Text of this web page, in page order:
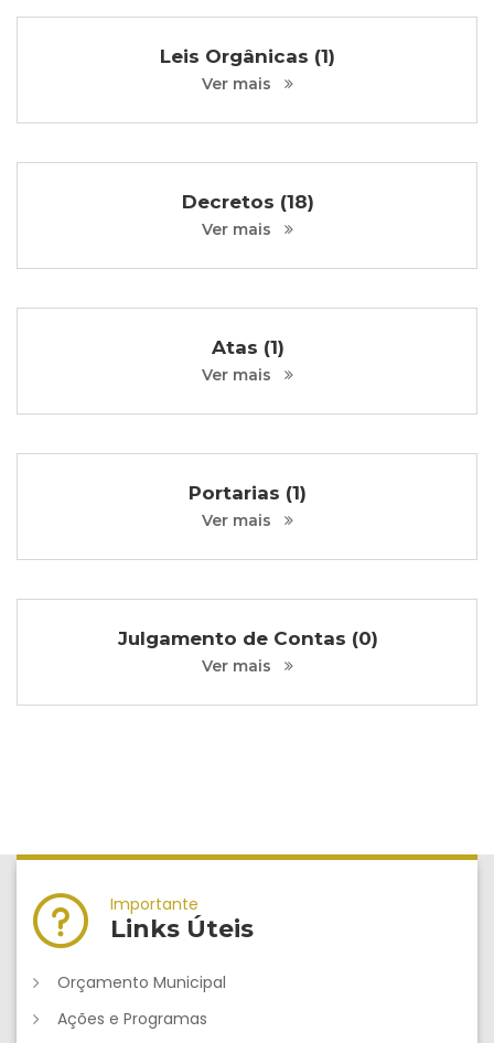
Leis Orgânicas (1)
Ver mais
Decretos (18)
Ver mais
Atas (1)
Ver mais
Portarias (1)
Ver mais
Julgamento de Contas (0)
Ver mais
Importante
Links Úteis
Orçamento Municipal
Ações e Programas